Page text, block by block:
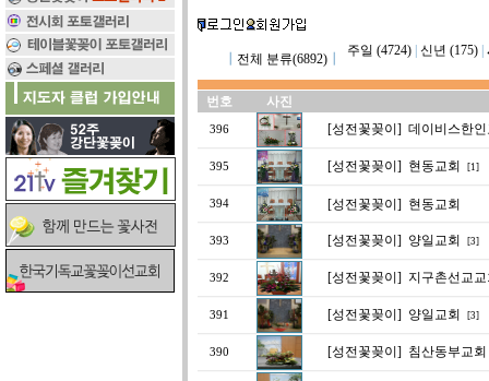
전체 분류(6892)┃
주일 (4724)| 신년 (175)|
번호 사진
396 [성전꽃꽂이] 데이비스한
395 [성전꽃꽂이] 현동교회 [1]
394 [성전꽃꽂이] 현동교회
393 [성전꽃꽂이] 양일교회 [3]
392 [성전꽃꽂이] 지구촌선교교
391 [성전꽃꽂이] 양일교회 [3]
390 [성전꽃꽂이] 침산동부교회